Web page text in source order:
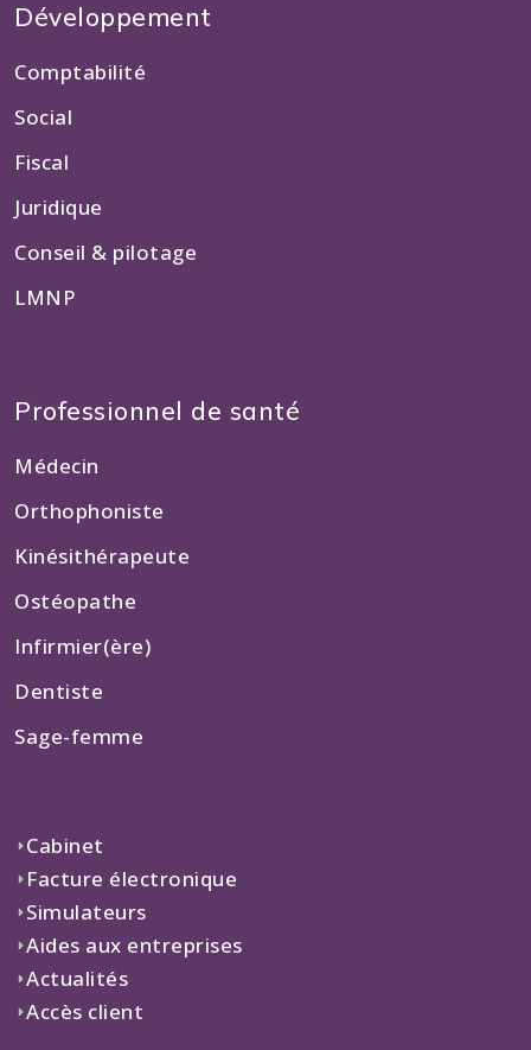
Développement
Comptabilité
Social
Fiscal
Juridique
Conseil & pilotage
LMNP
Professionnel de santé
Médecin
Orthophoniste
Kinésithérapeute
Ostéopathe
Infirmier(ère)
Dentiste
Sage-femme
Cabinet
Facture électronique
Simulateurs
Aides aux entreprises
Actualités
Accès client